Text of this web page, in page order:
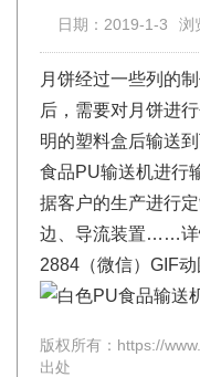
日期：2019-1-3 浏
月饼经过一些列的
后，需要对月饼进
明的塑料盒后输送
食品PU输送机进行
据客户的生产进行
边、导流装置……详
2884（微信）GIF
版权所有：https://
出处